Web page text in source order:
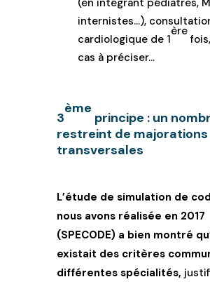
(en intégrant pédiatres,
internistes…),
cardiologique de 1
ère
cas à préciser…
3
ème
principe : un
restreint de majorations
transversales
L’étude de simulation de
nous avons réalisée en 2017
(SPECODE) a bien montré
existait des critères
différentes spécialités,